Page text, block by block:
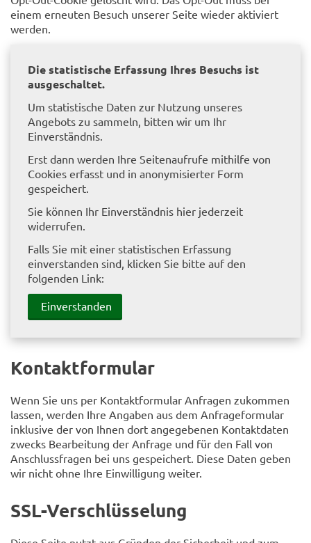
einem erneuten Besuch unserer Seite wieder aktiviert
werden.
Die statistische Erfassung Ihres Besuchs ist
ausgeschaltet.
Um statistische Daten zur Nutzung unseres
Angebots zu sammeln, bitten wir um Ihr
Einverständnis.
Erst dann werden Ihre Seitenaufrufe mithilfe von
Cookies erfasst und in anonymisierter Form
gespeichert.
Sie können Ihr Einverständnis hier jederzeit
widerrufen.
Falls Sie mit einer statistischen Erfassung
einverstanden sind, klicken Sie bitte auf den
folgenden Link:
Einverstanden
Kontaktformular
Wenn Sie uns per Kontaktformular Anfragen zukommen
lassen, werden Ihre Angaben aus dem Anfrageformular
inklusive der von Ihnen dort angegebenen Kontaktdaten
zwecks Bearbeitung der Anfrage und für den Fall von
Anschlussfragen bei uns gespeichert. Diese Daten geben
wir nicht ohne Ihre Einwilligung weiter.
SSL-Verschlüsselung